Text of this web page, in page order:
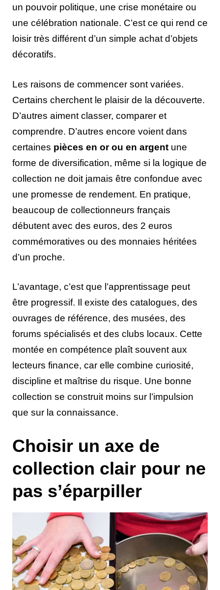
un pouvoir politique, une crise monétaire ou
une célébration nationale. C’est ce qui rend ce
loisir très différent d’un simple achat d’objets
décoratifs.
Les raisons de commencer sont variées.
Certains cherchent le plaisir de la découverte.
D’autres aiment classer, comparer et
comprendre. D’autres encore voient dans
certaines pièces en or ou en argent une
forme de diversification, même si la logique de
collection ne doit jamais être confondue avec
une promesse de rendement. En pratique,
beaucoup de collectionneurs français
débutent avec des euros, des 2 euros
commémoratives ou des monnaies héritées
d’un proche.
L’avantage, c’est que l’apprentissage peut
être progressif. Il existe des catalogues, des
ouvrages de référence, des musées, des
forums spécialisés et des clubs locaux. Cette
montée en compétence plaît souvent aux
lecteurs finance, car elle combine curiosité,
discipline et maîtrise du risque. Une bonne
collection se construit moins sur l’impulsion
que sur la connaissance.
Choisir un axe de
collection clair pour ne
pas s’éparpiller